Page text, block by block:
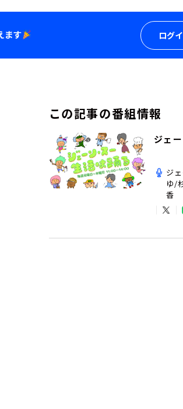
ログ
この記事の番組情報
ジェ
ジ
ゆ/
香